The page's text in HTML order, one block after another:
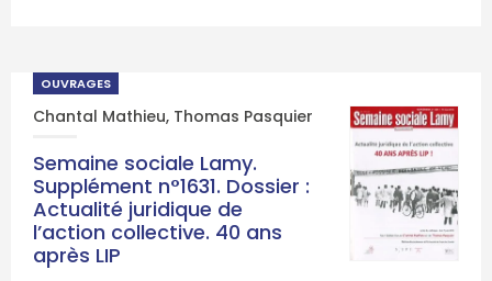
OUVRAGES
Chantal Mathieu, Thomas Pasquier
Semaine sociale Lamy.
Supplément n°1631. Dossier :
Actualité juridique de
l’action collective. 40 ans
après LIP